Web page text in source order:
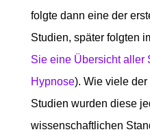
folgte dann eine der
Studien, später folgten
Sie eine Übersicht aller
Hypnose). Wie viele
Studien wurden diese
wissenschaftlichen